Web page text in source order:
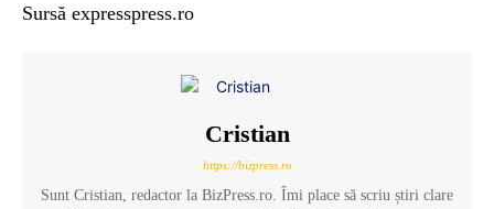
Sursă expresspress.ro
Cristian
https://bizpress.ro
Sunt Cristian, redactor la BizPress.ro. Îmi place să scriu știri clare